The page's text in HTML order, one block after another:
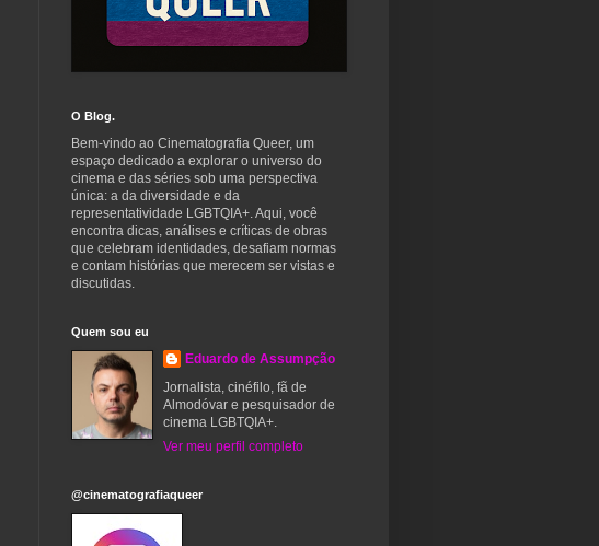
O Blog.
Bem-vindo ao Cinematografia Queer, um
espaço dedicado a explorar o universo do
cinema e das séries sob uma perspectiva
única: a da diversidade e da
representatividade LGBTQIA+. Aqui, você
encontra dicas, análises e críticas de obras
que celebram identidades, desafiam normas
e contam histórias que merecem ser vistas e
discutidas.
Quem sou eu
Eduardo de Assumpção
Jornalista, cinéfilo, fã de
Almodóvar e pesquisador de
cinema LGBTQIA+.
Ver meu perfil completo
@cinematografiaqueer